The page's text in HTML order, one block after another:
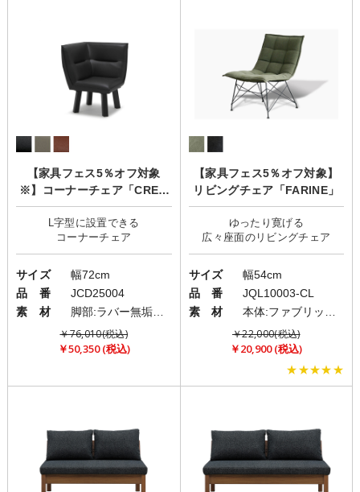
【家具フェス5％オフ対象
※】コーナーチェア「CREM
A(クレマ)」
L字型に設置できる
サイズ
幅72cm
品 番
JCD25004
素 材
脚部:ラバー無垢材(ウレタン塗装)/張地:PVC(レザー)
￥76,010(税込)
￥50,350 (税込)
【家具フェス5％オフ対象】
リビングチェア「FARINE」
ゆったり寛げる
サイズ
幅54cm
品 番
JQL10003-CL
素 材
本体:ファブリック(布)/脚部:スチール
￥22,000(税込)
￥20,900 (税込)
★★★★★